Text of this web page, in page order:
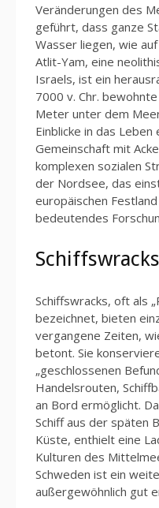
Veränderungen des
geführt, dass ganze
Wasser liegen, wie auf
Atlit-Yam, eine
Israels, ist ein
7000 v. Chr.
Meter unter dem
Einblicke in das
Gemeinschaft mit
komplexen sozialen
der Nordsee, das
europäischen
bedeutendes
Schiffswracks, oft als
bezeichnet, bieten
vergangene Zeiten,
betont. Sie
„geschlossenen
Handelsrouten,
an Bord ermöglicht.
Schiff aus der späten
Küste, enthielt eine
Kulturen des
Schweden ist ein
außergewöhnlich gut